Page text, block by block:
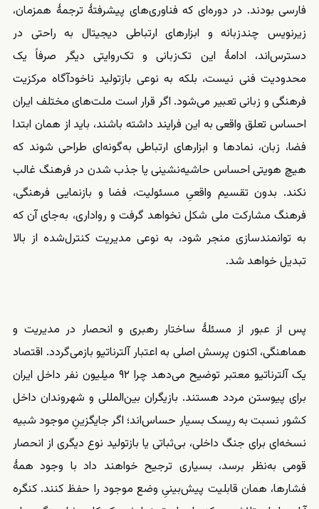
فارسی بودند. در دوره‌ای که فناوری‌های پیشرفتهٔ ترجمهٔ همزمان،
زیرنویس چندزبانه و ابزارهای ارتباطی دیجیتال به ‌راحتی در
دسترس‌اند، ادامهٔ این تک‌زبانی و تک‌روایتی دیگر صرفاً یک
محدودیت فنی نیست، بلکه به ‌نوعی بازتولید ناخودآگاه مرکزیت
فرهنگی و زبانی تعبیر می‌شود. اگر قرار است ملت‌های مختلف ایران
احساس تعلق واقعی به این فرایند داشته باشند، باید از همان ابتدا
فضا، زبان، نمادها و ابزارهای ارتباطی به‌گونه‌ای طراحی شوند که
هیچ هویتی احساس حاشیه‌نشینی یا جذب شدن در فرهنگ غالب
نکند. بدون تقسیم واقعیِ مسئولیت، فضا و بازنمایی فرهنگی،
فرهنگ مشارکت ملی شکل نخواهد گرفت و رواداری، به‌جای آن ‌که
به توانمندسازی منجر شود، به نوعی مدیریت کنترل‌شده از بالا
تبدیل خواهد شد.
پس از عبور از مسئلهٔ ساختار رهبری و انحصار در مدیریت و
هماهنگی، اکنون پرسش اصلی به اعتبار آلترناتیو بازمی‌گردد. اقتصاد
یک آلترناتیو معتبر توضیح می‌دهد چرا ۹۲ میلیون نفر داخل ایران
برای پیوستن مردد هستند. بازیگران بین‌المللی و شهروندان داخل
کشور نسبت به ریسک بسیار حساس‌اند؛ اگر جایگزینِ موجود شبیه
نسخه‌ای برای جنگ داخلی، بی‌ثباتی یا بازتولید نوع دیگری از انحصار
قومی به‌نظر برسد، بسیاری ترجیح خواهند داد با وجود همهٔ
فشارها، همان قابلیت پیش‌بینیِ وضع موجود را حفظ کنند. کنگره